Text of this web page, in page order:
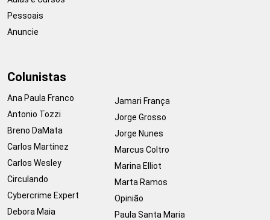
Pessoais
Anuncie
Colunistas
Ana Paula Franco
Antonio Tozzi
Breno DaMata
Carlos Martinez
Carlos Wesley
Circulando
Cybercrime Expert
Debora Maia
Jamari França
Jorge Grosso
Jorge Nunes
Marcus Coltro
Marina Elliot
Marta Ramos
Opinião
Paula Santa Maria